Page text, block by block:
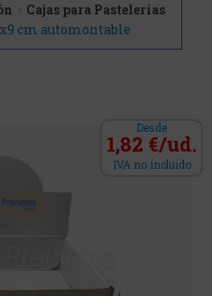
Cajas para Pastelerías
cm automontable
Desde
1,82 €/ud.
IVA no incluido